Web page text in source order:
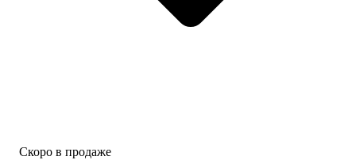
Скоро в продаже